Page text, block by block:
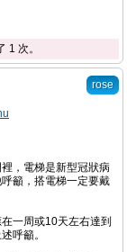
1 次。
rose
，電梯是新型冠狀病
籲，搭電梯一定要戴
一周或10天左右達到
呼籲。